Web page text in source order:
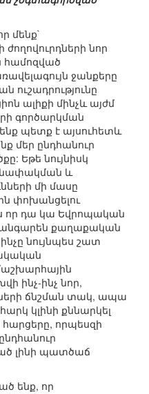
մենք`
նոր
համոզված
ջանքերը
ուշադրությունը
ալիքի մինչև այժմ
գործարկման
պետք է այսուհետև
մեր ընդհանուր
Եթե նույնիսկ
և
մի մասը
փոխանցելու
որ դա կա Եվրոպական
քաղաքական
նույնպես շատ
ինչ-ինչ նոր,
ճնշման տակ, ապա
կլինի քննարկել
որպեսզի
լինի պատծաճ
ենք, որ